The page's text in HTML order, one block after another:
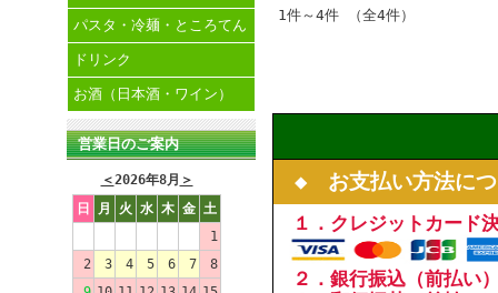
パスタ・冷麺・ところてん
ドリンク
お酒（日本酒・ワイン）
営業日のご案内
＜2026年8月 ＞
日
月 火 水 木 金 土
1
2
3 4 5 6 7
8
1件～4件 （全4件）
◆ お支払い方法につ
１．クレジットカード
２．銀行振込（前払い